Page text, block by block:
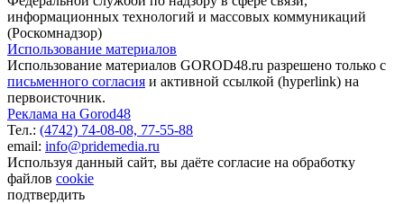
информационных технологий и массовых коммуникаций
(Роскомнадзор)
Использование материалов
Использование материалов GOROD48.ru разрешено только с
письменного согласия и активной ссылкой (hyperlink) на
первоисточник.
Реклама на Gorod48
Тел.: (4742) 74-08-08, 77-55-88
email: info@pridemedia.ru
Используя данный сайт, вы даёте согласие на обработку
файлов cookie
подтвердить